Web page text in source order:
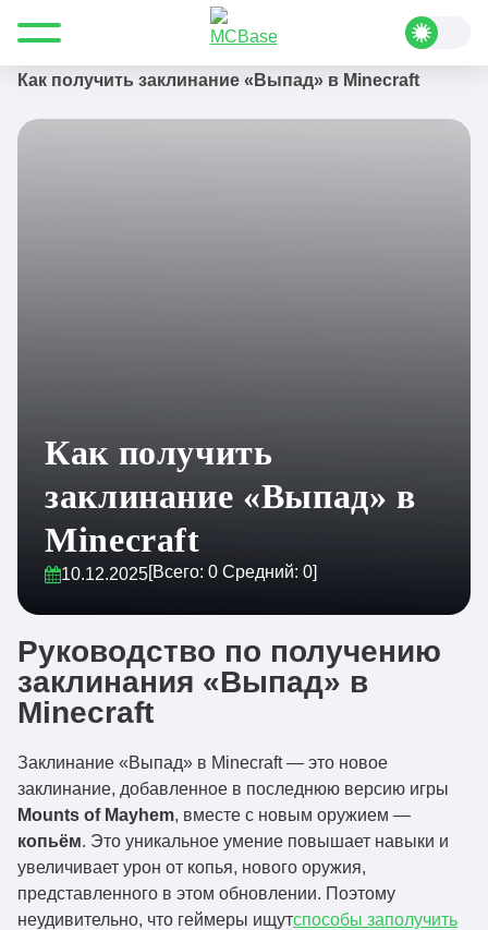
Все для Minecraft
Полезные статьи
Как получить заклинание «Выпад» в Minecraft
Как получить
заклинание «Выпад» в
Minecraft
10.12.2025[Всего: 0 Средний: 0]
Руководство по получению
заклинания «Выпад» в
Minecraft
Заклинание «Выпад» в Minecraft — это новое
заклинание, добавленное в последнюю версию игры
Mounts of Mayhem, вместе с новым оружием —
копьём. Это уникальное умение повышает навыки и
увеличивает урон от копья, нового оружия,
представленного в этом обновлении. Поэтому
неудивительно, что геймеры ищутспособы заполучить